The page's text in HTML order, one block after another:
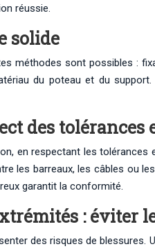
réussie.
solide
méthodes sont possibles :
du poteau et du
des tolérances
en respectant les
les barreaux, les câbles ou
garantit la conformité.
: éviter
des risques de